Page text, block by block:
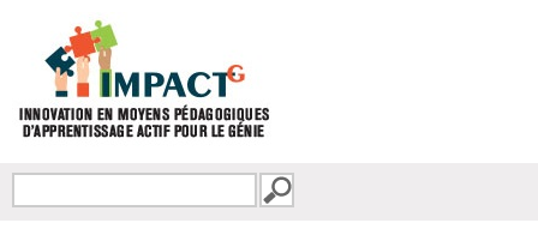
FORMULAIRE DE